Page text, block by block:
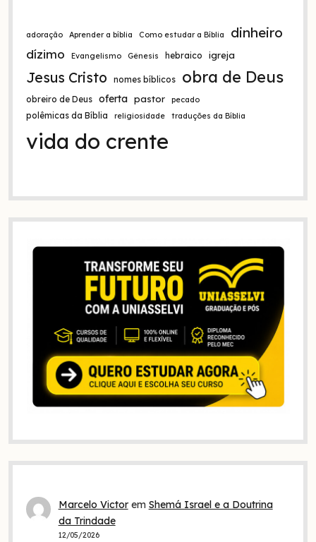
adoração Aprender a bíblia Como estudar a Bíblia dinheiro
dízimo Evangelismo Gênesis hebraico igreja
Jesus Cristo nomes bíblicos obra de Deus
obreiro de Deus oferta pastor pecado
polêmicas da Bíblia religiosidade traduções da Bíblia
vida do crente
Marcelo Victorem Shemá Israel e a Doutrina
da Trindade
12/05/2026